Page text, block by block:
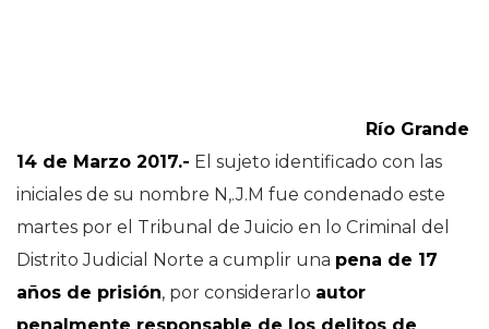
Río Grande
14 de Marzo 2017.- El sujeto identificado con las
iniciales de su nombre N,.J.M fue condenado este
martes por el Tribunal de Juicio en lo Criminal del
Distrito Judicial Norte a cumplir una pena de 17
años de prisión, por considerarlo autor